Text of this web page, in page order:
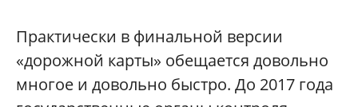
Практически в финальной версии
«дорожной карты» обещается довольно
многое и довольно быстро. До 2017 года